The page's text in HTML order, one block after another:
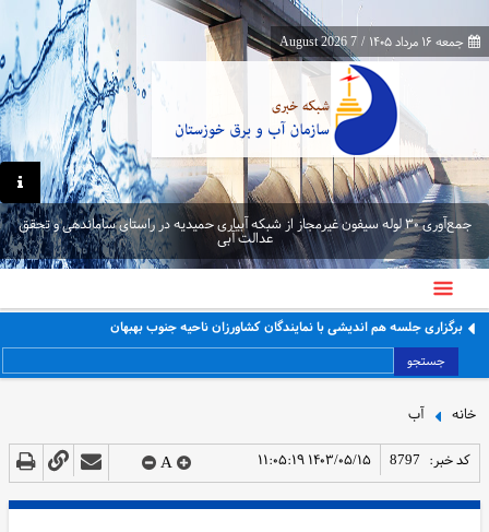
جمعه ۱۶ مرداد ۱۴۰۵ /
7 August 2026
جمع‌آوری ۳۰ لوله سیفون غیرمجاز از شبکه آبیاری حمیدیه در راستای ساماندهی و تحقق
عدالت آبی
برگزاری جلسه هم اندیشی با نمایندگان کشاورزان ناحیه جنوب بهبهان
جستجو
خانه آب
کد خبر: 8797 ۱۴۰۳/۰۵/۱۵ ۱۱:۰۵:۱۹ A